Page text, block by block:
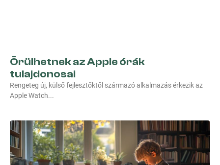
Örülhetnek az Apple órák
tulajdonosai
Rengeteg új, külső fejlesztőktől származó alkalmazás érkezik az
Apple Watch